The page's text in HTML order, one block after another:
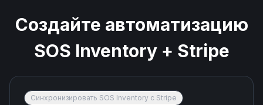
Создайте автоматизацию
SOS Inventory+ Stripe
Синхронизировать SOS Inventory с Stripe